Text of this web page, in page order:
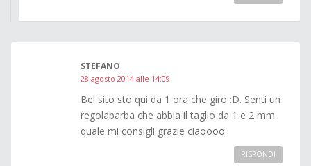
STEFANO
28 agosto 2014 alle 14:09
Bel sito sto qui da 1 ora che giro :D. Senti un
regolabarba che abbia il taglio da 1 e 2 mm
quale mi consigli grazie ciaoooo
RISPONDI